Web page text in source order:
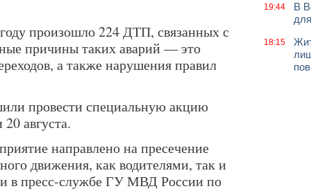
произошло 224 ДТП, связанных с
причины таких аварий — это
а также нарушения правил
провести специальную акцию
августа.
направлено на пресечение
движения, как водителями, так и
в пресс-службе ГУ МВД России по
19:44
В
18:15